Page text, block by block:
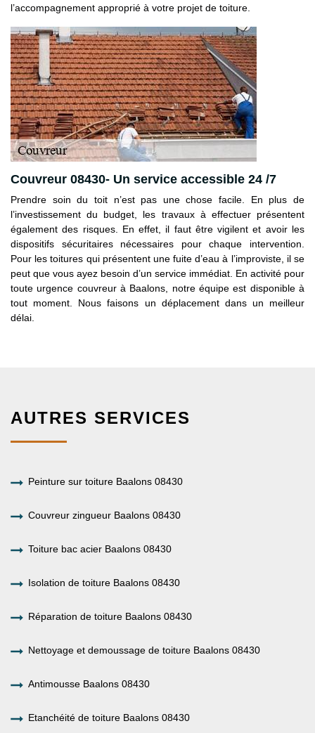
l’accompagnement approprié à votre projet de toiture.
Couvreur 08430- Un service accessible 24 /7
Prendre soin du toit n’est pas une chose facile. En plus de
l’investissement du budget, les travaux à effectuer présentent
également des risques. En effet, il faut être vigilent et avoir les
dispositifs sécuritaires nécessaires pour chaque intervention.
Pour les toitures qui présentent une fuite d’eau à l’improviste, il se
peut que vous ayez besoin d’un service immédiat. En activité pour
toute urgence couvreur à Baalons, notre équipe est disponible à
tout moment. Nous faisons un déplacement dans un meilleur
délai.
AUTRES SERVICES
Peinture sur toiture Baalons 08430
Couvreur zingueur Baalons 08430
Toiture bac acier Baalons 08430
Isolation de toiture Baalons 08430
Réparation de toiture Baalons 08430
Nettoyage et demoussage de toiture Baalons 08430
Antimousse Baalons 08430
Etanchéité de toiture Baalons 08430